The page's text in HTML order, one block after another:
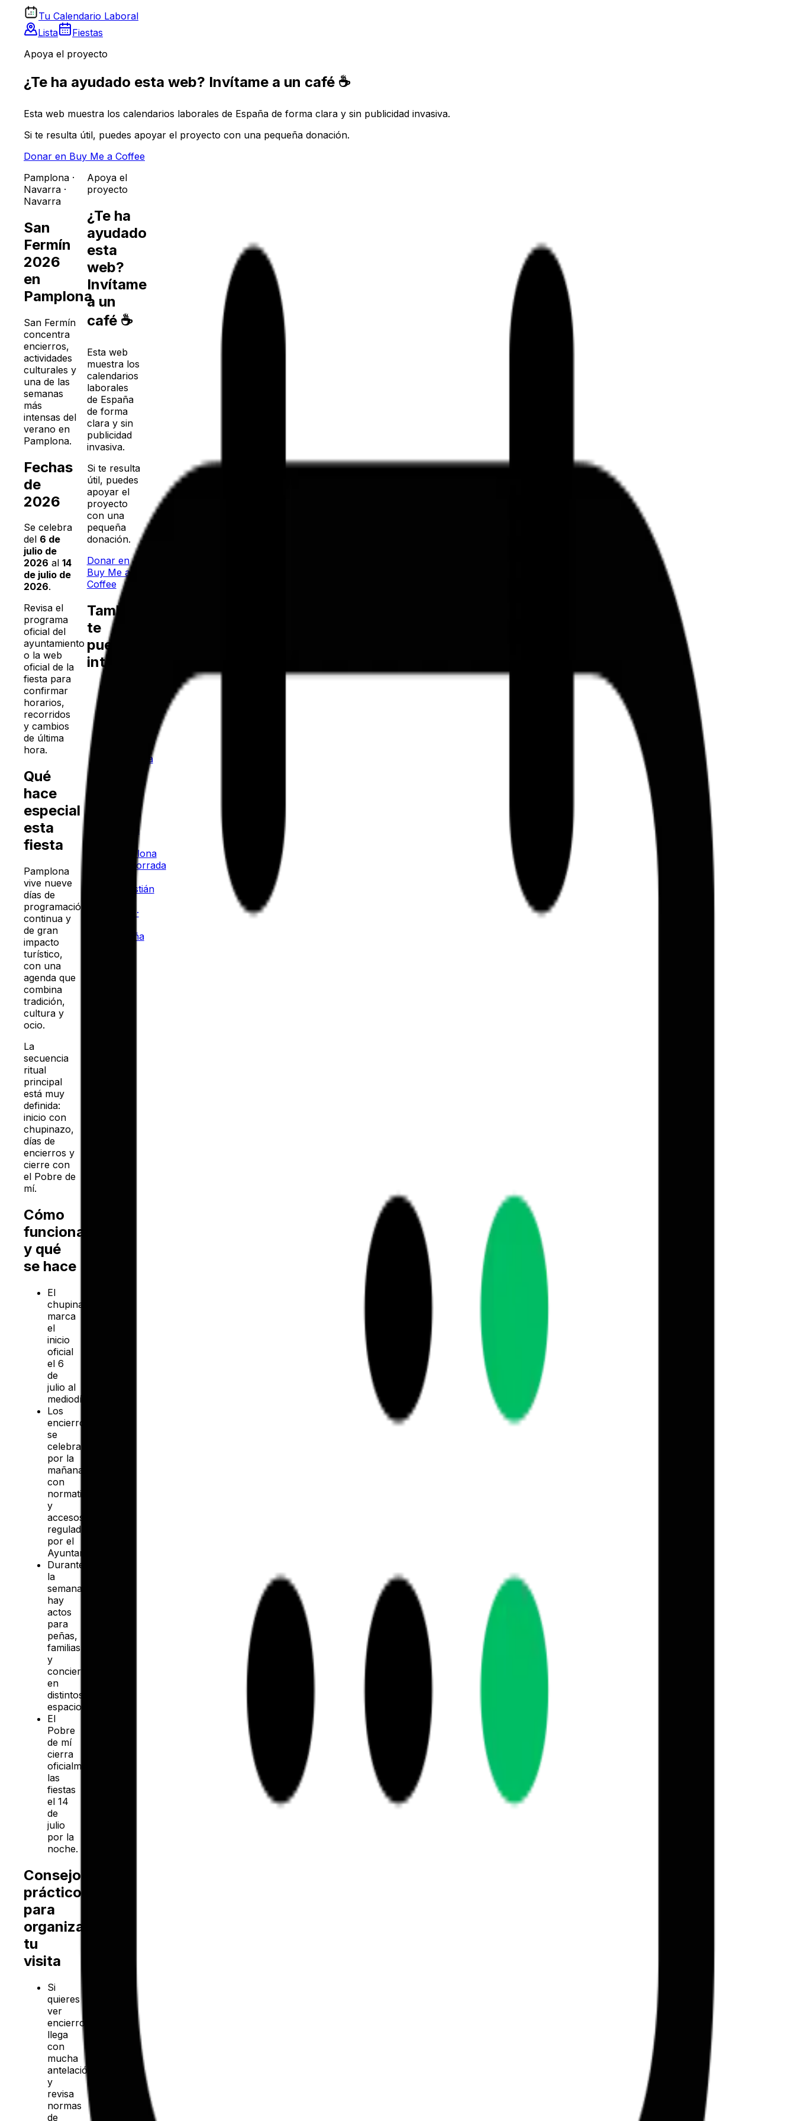
Tu Calendario Laboral
Lista
Fiestas
Apoya el proyecto
¿Te ha ayudado esta web? Invítame a un café ☕
Esta web muestra los calendarios laborales de España de forma clara y sin publicidad invasiva.
Si te resulta útil, puedes apoyar el proyecto con una pequeña donación.
Donar en Buy Me a Coffee
Pamplona ·
Navarra ·
Navarra
San
Fermín
2026
en
Pamplona
San Fermín
concentra
encierros,
actividades
culturales y
una de las
semanas
más
intensas del
verano en
Pamplona.
Fechas
de
2026
Se celebra
del 6 de
julio de
2026 al 14
de julio de
2026.
Revisa el
programa
oficial del
ayuntamiento
o la web
oficial de la
fiesta para
confirmar
horarios,
recorridos
y cambios
de última
hora.
Qué
hace
especial
esta
fiesta
Pamplona
vive nueve
días de
programación
continua y
de gran
impacto
turístico,
con una
agenda que
combina
tradición,
cultura y
ocio.
La
secuencia
ritual
principal
está muy
definida:
inicio con
chupinazo,
días de
encierros y
cierre con
el Pobre de
mí.
Cómo
funciona
y qué
se hace
El
chupinazo
marca
el
inicio
oficial
el 6
de
julio al
mediodía.
Los
encierros
se
celebran
por la
mañana
con
normativa
y
accesos
regulados
por el
Ayuntamiento.
Durante
la
semana
hay
actos
para
peñas,
familias
y
conciertos
en
distintos
espacios.
El
Pobre
de mí
cierra
oficialmente
las
fiestas
el 14
de
julio
por la
noche.
Consejos
prácticos
para
organizar
tu
visita
Si
quieres
ver
encierros,
llega
con
mucha
antelación
y
revisa
normas
de
Apoya el
proyecto
¿Te ha
ayudado
esta
web?
Invítame
a un
café ☕
Esta web
muestra los
calendarios
laborales
de España
de forma
clara y sin
publicidad
invasiva.
Si te resulta
útil, puedes
apoyar el
proyecto
con una
pequeña
donación.
Donar en
Buy Me a
Coffee
También
te
puede
interesar
Zaragoza
Madrid
Mercè
Barcelona
Tamborrada
Sebastián
·
Coruña